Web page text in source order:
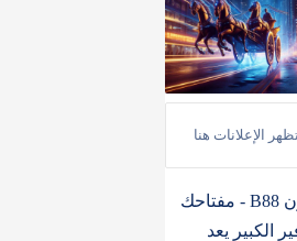
كوبون B88 - مفتاحك
الكبير يعد